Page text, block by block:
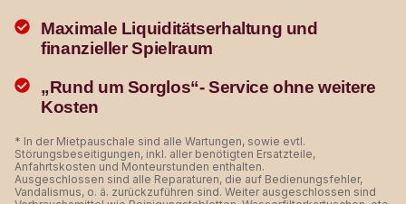
Maximale Liquiditätserhaltung und
finanzieller Spielraum
„Rund um Sorglos“- Service ohne weitere
Kosten
* In der Mietpauschale sind alle Wartungen, sowie evtl.
Störungsbeseitigungen, inkl. aller benötigten Ersatzteile,
Anfahrtskosten und Monteurstunden enthalten.
Ausgeschlossen sind alle Reparaturen, die auf Bedienungsfehler,
Vandalismus, o. ä. zurückzuführen sind. Weiter ausgeschlossen sind